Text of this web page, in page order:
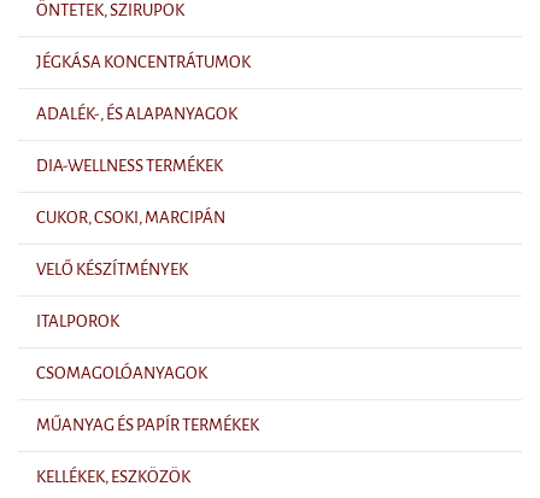
ÖNTETEK, SZIRUPOK
JÉGKÁSA KONCENTRÁTUMOK
ADALÉK-, ÉS ALAPANYAGOK
DIA-WELLNESS TERMÉKEK
CUKOR, CSOKI, MARCIPÁN
VELŐ KÉSZÍTMÉNYEK
ITALPOROK
CSOMAGOLÓANYAGOK
MŰANYAG ÉS PAPÍR TERMÉKEK
KELLÉKEK, ESZKÖZÖK